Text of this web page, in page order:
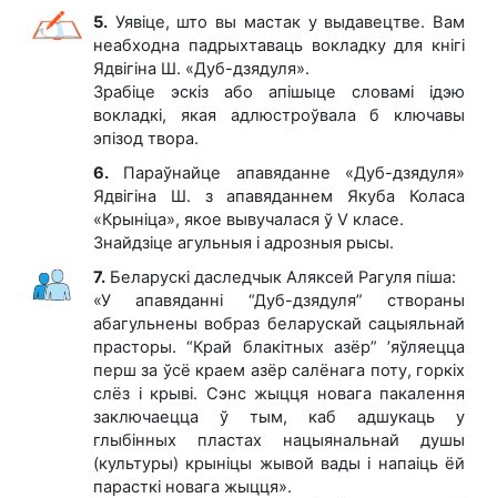
5. Уявіце, што вы мастак у выдавецтве. Вам
неабходна падрыхтаваць вокладку для кнігі
Ядвігіна Ш. «Дуб-дзядуля».
Зрабіце эскіз або апішыце словамі ідэю
вокладкі, якая адлюстроўвала б ключавы
эпізод твора.
6. Параўнайце апавяданне «Дуб-дзядуля»
Ядвігіна Ш. з апавяданнем Якуба Коласа
«Крыніца», якое вывучалася ў V класе.
Знайдзіце агульныя і адрозныя рысы.
7. Беларускі даследчык Аляксей Рагуля піша:
«У апавяданні “Дуб-дзядуля” створаны
абагульнены вобраз беларускай сацыяльнай
прасторы. “Край блакітных азёр” ’яўляецца
перш за ўсё краем азёр салёнага поту, горкіх
слёз і крыві. Сэнс жыцця новага пакалення
заключаецца ў тым, каб адшукаць у
глыбінных пластах нацыянальнай душы
(культуры) крыніцы жывой вады і напаіць ёй
парасткі новага жыцця».